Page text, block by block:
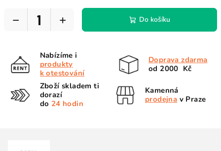
+
− Do košíku
Nabízíme i
produkty
k otestování
Doprava zdarma
od 2000 Kč
Zboží skladem ti
dorazí
do 24 hodin
Kamenná
prodejna v Praze